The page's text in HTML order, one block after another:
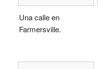
Una calle en
Farmersville.